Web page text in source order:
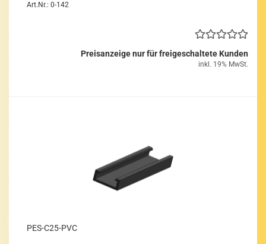
Art.Nr.: 0-142
Preisanzeige nur für freigeschaltete Kunden
inkl. 19% MwSt.
PES-​C25-​PVC